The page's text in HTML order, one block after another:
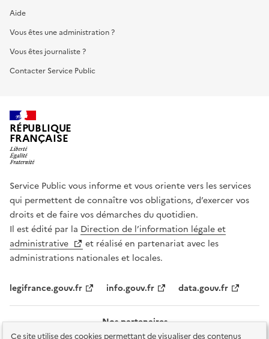
Ce site utilise des cookies permettant de visualiser des contenus
Aide
Vous êtes une administration ?
Vous êtes journaliste ?
Contacter Service Public
RÉPUBLIQUE
FRANÇAISE
Service Public vous informe et vous oriente vers les services
qui permettent de connaître vos obligations, d’exercer vos
droits et de faire vos démarches du quotidien.
Il est édité par la Direction de l’information légale et
administrative
et réalisé en partenariat avec les
administrations nationales et locales.
legifrance.gouv.fr info.gouv.fr data.gouv.fr
Nos partenaires